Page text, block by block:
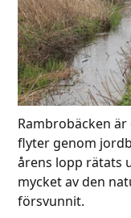
Rambrobäcken
flyter genom
årens lopp rätats
mycket av den
försvunnit.